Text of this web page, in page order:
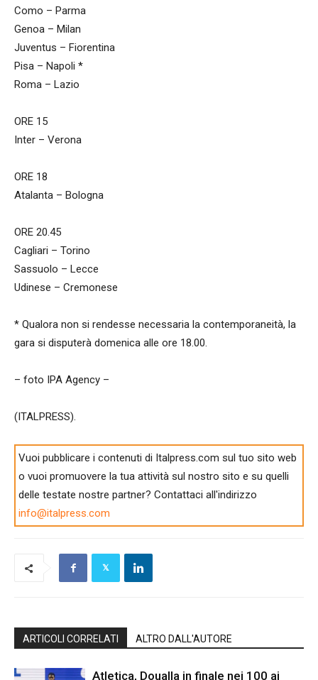
Como – Parma
Genoa – Milan
Juventus – Fiorentina
Pisa – Napoli *
Roma – Lazio
ORE 15
Inter – Verona
ORE 18
Atalanta – Bologna
ORE 20.45
Cagliari – Torino
Sassuolo – Lecce
Udinese – Cremonese
* Qualora non si rendesse necessaria la contemporaneità, la
gara si disputerà domenica alle ore 18.00.
– foto IPA Agency –
(ITALPRESS).
Vuoi pubblicare i contenuti di Italpress.com sul tuo sito web
o vuoi promuovere la tua attività sul nostro sito e su quelli
delle testate nostre partner? Contattaci all'indirizzo
info@italpress.com
ARTICOLI CORRELATI ALTRO DALL'AUTORE
Atletica, Doualla in finale nei 100 ai